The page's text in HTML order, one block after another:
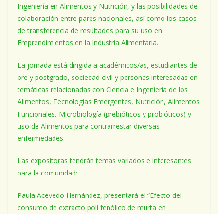
Ingeniería en Alimentos y Nutrición, y las posibilidades de
colaboración entre pares nacionales, así como los casos
de transferencia de resultados para su uso en
Emprendimientos en la Industria Alimentaria.
La jornada está dirigida a académicos/as, estudiantes de
pre y postgrado, sociedad civil y personas interesadas en
temáticas relacionadas con Ciencia e Ingeniería de los
Alimentos, Tecnologías Emergentes, Nutrición, Alimentos
Funcionales, Microbiología (prebióticos y probióticos) y
uso de Alimentos para contrarrestar diversas
enfermedades.
Las expositoras tendrán temas variados e interesantes
para la comunidad:
Paula Acevedo Hernández, presentará el “Efecto del
consumo de extracto poli fenólico de murta en